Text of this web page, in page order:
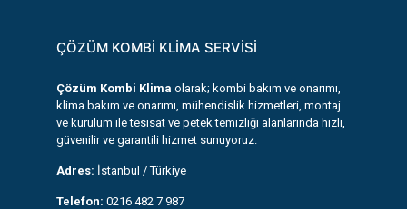
ÇÖZÜM KOMBİ KLİMA SERVİSİ
Çözüm Kombi Klima olarak; kombi bakım ve onarımı,
klima bakım ve onarımı, mühendislik hizmetleri, montaj
ve kurulum ile tesisat ve petek temizliği alanlarında hızlı,
güvenilir ve garantili hizmet sunuyoruz.
Adres: İstanbul / Türkiye
Telefon: 0216 482 7 987